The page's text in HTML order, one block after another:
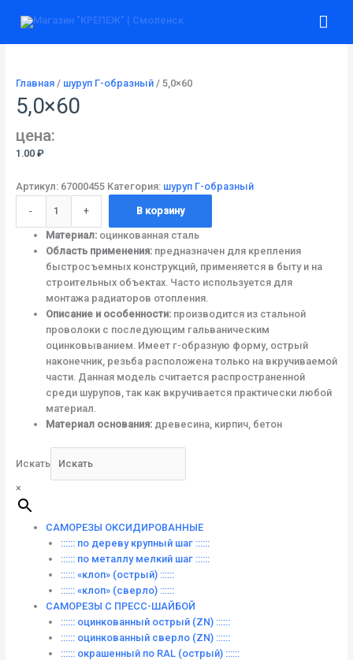
Главная/ шуруп Г-образный/ 5,0×60
5,0×60
цена:
1.00 ₽
Артикул: 67000455 Категория: шуруп Г-образный
-
товара
+ В корзину
Материал:оцинкованная сталь
Область применения:предназначен для крепления
быстросъемных конструкций, применяется в быту и на
строительных объектах. Часто используется для
монтажа радиаторов отопления.
Описание и особенности:производится из стальной
проволоки с последующим гальваническим
оцинковыванием. Имеет г-образную форму, острый
наконечник, резьба расположена только на вкручиваемой
части. Данная модель считается распространенной
среди шурупов, так как вкручивается практически любой
материал.
Материал основания:древесина, кирпич, бетон
Искать
×
САМОРЕЗЫ ОКСИДИРОВАННЫЕ
:::::: по дереву крупный шаг ::::::
:::::: по металлу мелкий шаг ::::::
:::::: «клоп» (острый) ::::::
:::::: «клоп» (сверло) ::::::
САМОРЕЗЫ С ПРЕСС-ШАЙБОЙ
:::::: оцинкованный острый (ZN) ::::::
:::::: оцинкованный сверло (ZN) ::::::
:::::: окрашенный по RAL (острый) ::::::